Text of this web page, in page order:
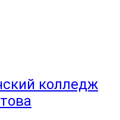
колледж